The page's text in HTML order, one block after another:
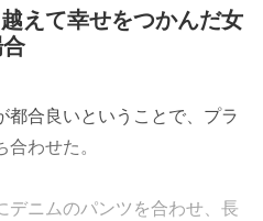
えて幸せをつかんだ女
都合良いということで、プラ
わせた。
ニムのパンツを合わせ、長